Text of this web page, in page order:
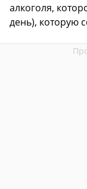
алкоголя,
день), которую